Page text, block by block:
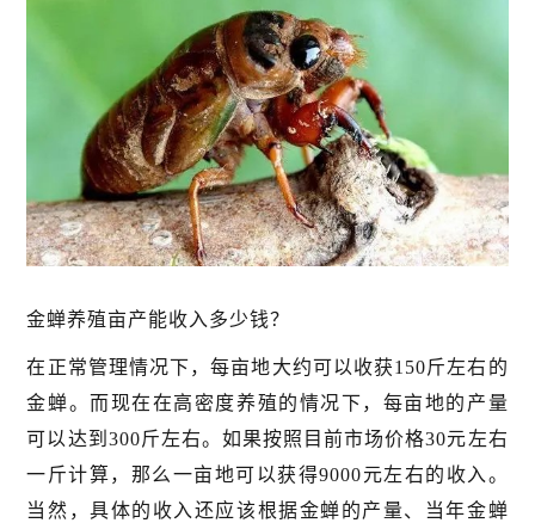
金蝉养殖亩产能收入多少钱？
在正常管理情况下，每亩地大约可以收获150斤左右的
金蝉。而现在在高密度养殖的情况下，每亩地的产量
可以达到300斤左右。如果按照目前市场价格30元左右
一斤计算，那么一亩地可以获得9000元左右的收入。
当然，具体的收入还应该根据金蝉的产量、当年金蝉